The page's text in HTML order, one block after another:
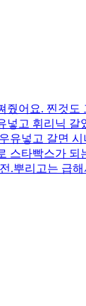
줬어요. 찐것도
넣고 휘리닉 갈
유넣고 갈면
스타빡스가 되
.뿌리고는 급